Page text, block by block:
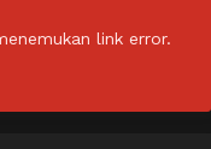
link error.